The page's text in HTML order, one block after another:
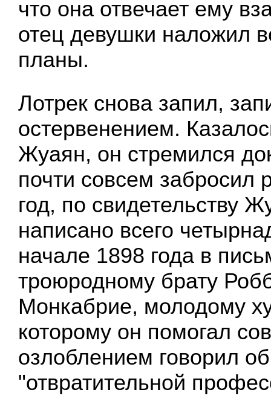
что она отвечает ему
отец девушки наложил
планы.
Лотрек снова запил,
остервенением.
Жуаян, он стремился
почти совсем забросил
год, по свидетельству
написано всего
начале 1898 года в
троюродному брату
Монкабрие, молодому
которому он помогал
озлоблением говорил об
"отвратительной